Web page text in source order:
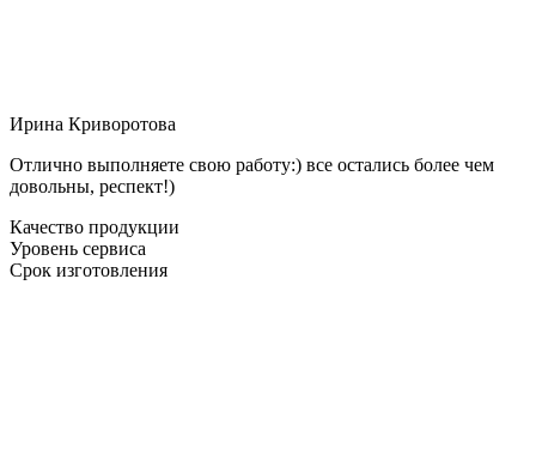
Ирина Криворотова
Отлично выполняете свою работу:) все остались более чем
довольны, респект!)
Качество продукции
Уровень сервиса
Срок изготовления